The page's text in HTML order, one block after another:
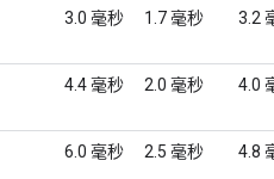
3.0 毫秒 1.7 毫秒 3.2
4.4 毫秒 2.0 毫秒 4.0
6.0 毫秒 2.5 毫秒 4.8